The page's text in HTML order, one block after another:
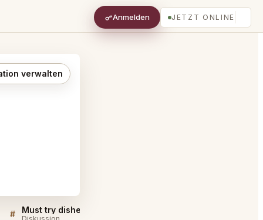
Anmelden JETZT ONLINE
verwalten
#